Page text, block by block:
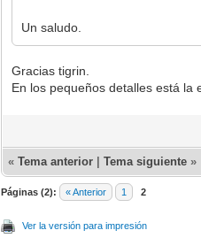
Un saludo.
Gracias tigrin.
En los pequeños detalles está la
«Tema anterior |Tema siguiente »
Páginas (2): « Anterior 1 2
Ver la versión para impresión